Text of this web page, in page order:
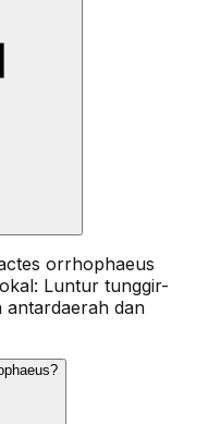
orrhophaeus
Luntur tunggir-
antardaerah dan